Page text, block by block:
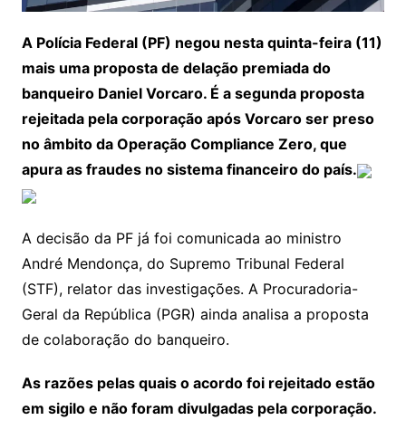
A Polícia Federal (PF) negou nesta quinta-feira (11)
mais uma proposta de delação premiada do
banqueiro Daniel Vorcaro. É a segunda proposta
rejeitada pela corporação após Vorcaro ser preso
no âmbito da Operação Compliance Zero, que
apura as fraudes no sistema financeiro do país.
A decisão da PF já foi comunicada ao ministro
André Mendonça, do Supremo Tribunal Federal
(STF), relator das investigações. A Procuradoria-
Geral da República (PGR) ainda analisa a proposta
de colaboração do banqueiro.
As razões pelas quais o acordo foi rejeitado estão
em sigilo e não foram divulgadas pela corporação.